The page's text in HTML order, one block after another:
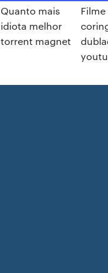
Quanto mais
idiota melhor
torrent magnet
Filme